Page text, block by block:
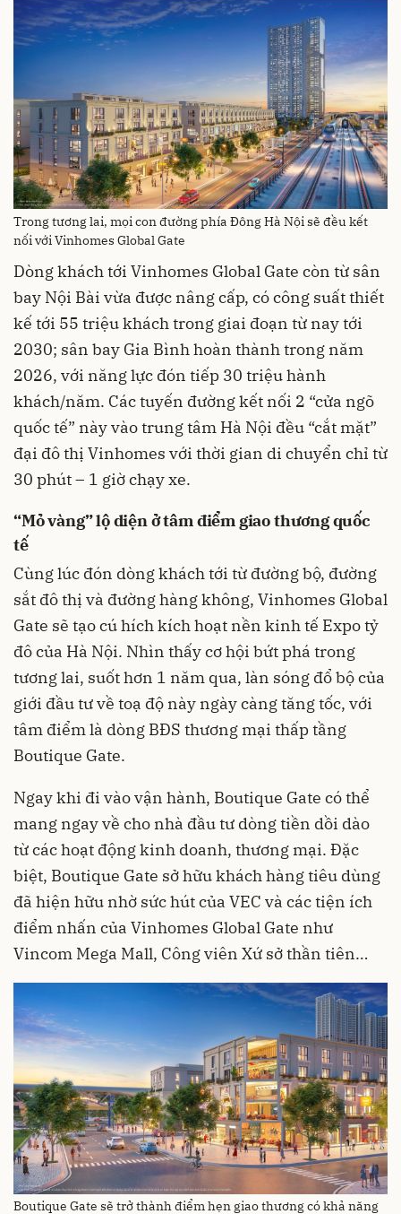
Trong tương lai, mọi con đường phía Đông Hà Nội sẽ đều kết
nối với Vinhomes Global Gate
Dòng khách tới Vinhomes Global Gate còn từ sân
bay Nội Bài vừa được nâng cấp, có công suất thiết
kế tới 55 triệu khách trong giai đoạn từ nay tới
2030; sân bay Gia Bình hoàn thành trong năm
2026, với năng lực đón tiếp 30 triệu hành
khách/năm. Các tuyến đường kết nối 2 “cửa ngõ
quốc tế” này vào trung tâm Hà Nội đều “cắt mặt”
đại đô thị Vinhomes với thời gian di chuyển chỉ từ
30 phút – 1 giờ chạy xe.
“Mỏ vàng” lộ diện ở tâm điểm giao thương quốc
tế
Cùng lúc đón dòng khách tới từ đường bộ, đường
sắt đô thị và đường hàng không, Vinhomes Global
Gate sẽ tạo cú hích kích hoạt nền kinh tế Expo tỷ
đô của Hà Nội. Nhìn thấy cơ hội bứt phá trong
tương lai, suốt hơn 1 năm qua, làn sóng đổ bộ của
giới đầu tư về toạ độ này ngày càng tăng tốc, với
tâm điểm là dòng BĐS thương mại thấp tầng
Boutique Gate.
Ngay khi đi vào vận hành, Boutique Gate có thể
mang ngay về cho nhà đầu tư dòng tiền dồi dào
từ các hoạt động kinh doanh, thương mại. Đặc
biệt, Boutique Gate sở hữu khách hàng tiêu dùng
đã hiện hữu nhờ sức hút của VEC và các tiện ích
điểm nhấn của Vinhomes Global Gate như
Vincom Mega Mall, Công viên Xứ sở thần tiên…
Boutique Gate sẽ trở thành điểm hẹn giao thương có khả năng